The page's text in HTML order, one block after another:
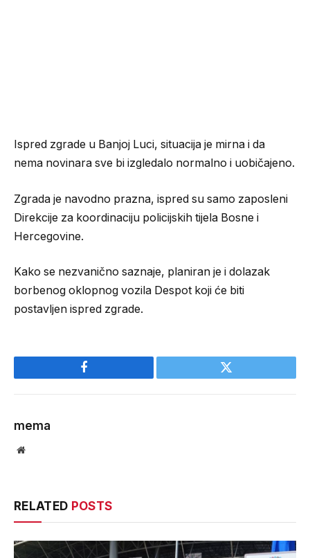
Ispred zgrade u Banjoj Luci, situacija je mirna i da
nema novinara sve bi izgledalo normalno i uobičajeno.
Zgrada je navodno prazna, ispred su samo zaposleni
Direkcije za koordinaciju policijskih tijela Bosne i
Hercegovine.
Kako se nezvanično saznaje, planiran je i dolazak
borbenog oklopnog vozila Despot koji će biti
postavljen ispred zgrade.
Facebook Twitter
mema
Website
RELATED POSTS